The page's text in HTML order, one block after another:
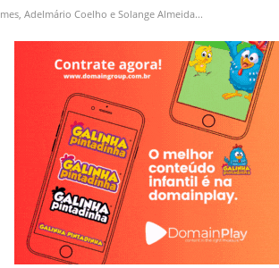
Adelmário Coelho e Solange Almeida...